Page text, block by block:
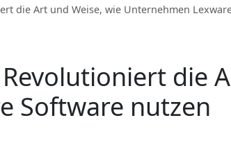
die Art und Weise, wie Unternehmen
die
Software nutzen